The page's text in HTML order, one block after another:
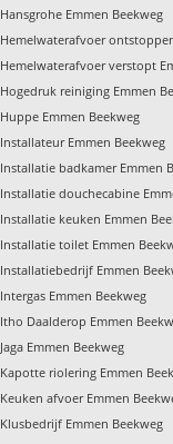
Hansgrohe Emmen Beekweg
Hemelwaterafvoer
Hemelwaterafvoer verstopt
Hogedruk reiniging Emmen
Huppe Emmen Beekweg
Installateur Emmen Beekweg
Installatie badkamer Emmen
Installatie douchecabine
Installatie keuken Emmen
Installatie toilet Emmen
Installatiebedrijf Emmen
Intergas Emmen Beekweg
Itho Daalderop Emmen
Jaga Emmen Beekweg
Kapotte riolering Emmen
Keuken afvoer Emmen
Klusbedrijf Emmen Beekweg